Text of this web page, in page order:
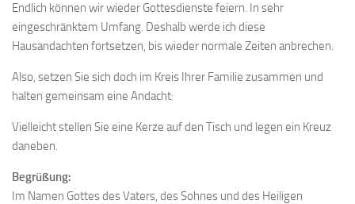
Endlich können wir wieder Gottesdienste feiern. In sehr
eingeschränktem Umfang. Deshalb werde ich diese
Hausandachten fortsetzen, bis wieder normale Zeiten anbrechen.
Also, setzen Sie sich doch im Kreis Ihrer Familie zusammen und
halten gemeinsam eine Andacht:
Vielleicht stellen Sie eine Kerze auf den Tisch und legen ein Kreuz
daneben.
Begrüßung:
Im Namen Gottes des Vaters, des Sohnes und des Heiligen